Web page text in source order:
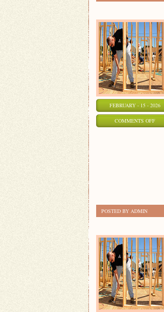
FEBRUARY - 15 - 2026
COMMENTS OFFON
POSTED BY ADMIN